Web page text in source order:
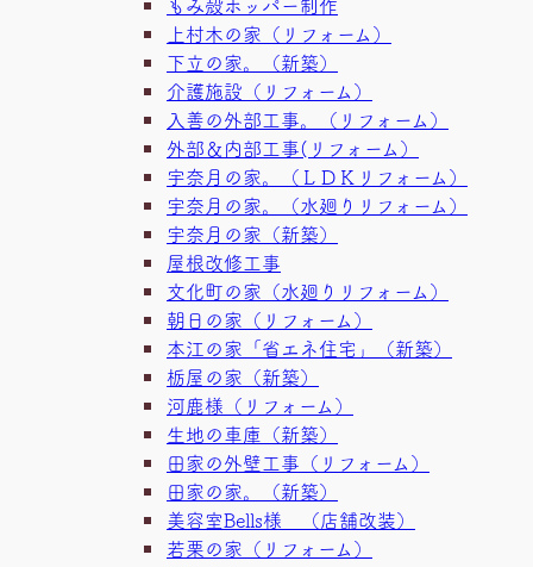
上村木の家（リフォーム）
下立の家。（新築）
介護施設（リフォーム）
入善の外部工事。（リフォーム）
外部＆内部工事(リフォーム）
宇奈月の家。（ＬＤＫリフォーム）
宇奈月の家。（水廻りリフォーム）
宇奈月の家（新築）
屋根改修工事
文化町の家（水廻りリフォーム）
朝日の家（リフォーム）
本江の家「省エネ住宅」（新築）
栃屋の家（新築）
河鹿様（リフォーム）
生地の車庫（新築）
田家の外壁工事（リフォーム）
田家の家。（新築）
美容室Bells様 （店舗改装）
若栗の家（リフォーム）